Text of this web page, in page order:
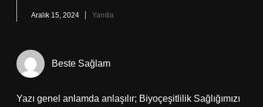
Aralık 15, 2024 Yanıtla
Beste Sağlam
Yazı genel anlamda anlaşılır; Biyoçeşitlilik Sağlığımızı